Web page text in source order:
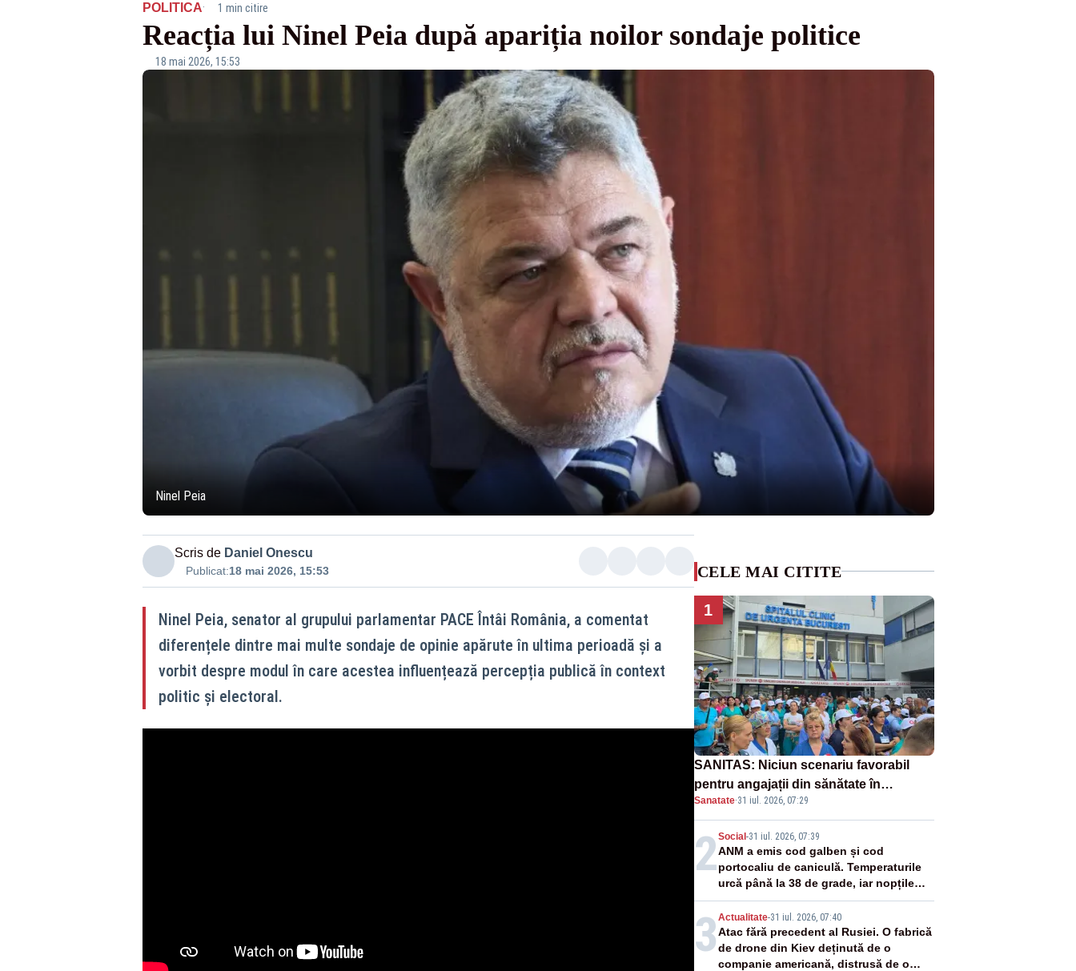
POLITICA· 1 min citire
Reacția lui Ninel Peia după apariția noilor sondaje politice
18 mai 2026, 15:53
Ninel Peia
Scris de Daniel Onescu
Publicat:18 mai 2026, 15:53
Ninel Peia, senator al grupului parlamentar PACE Întâi România, a comentat
diferențele dintre mai multe sondaje de opinie apărute în ultima perioadă și a
vorbit despre modul în care acestea influențează percepția publică în context
politic și electoral.
CELE MAI CITITE
1
SANITAS: Niciun scenariu favorabil
pentru angajații din sănătate în
proiectul Legii salarizării
Sanatate·31 iul. 2026, 07:29
2Social-31 iul. 2026, 07:39
ANM a emis cod galben și cod
portocaliu de caniculă. Temperaturile
urcă până la 38 de grade, iar nopțile
devin tropicale
3 Actualitate-31 iul. 2026, 07:40
Atac fără precedent al Rusiei. O fabrică
de drone din Kiev deținută de o
companie americană, distrusă de o